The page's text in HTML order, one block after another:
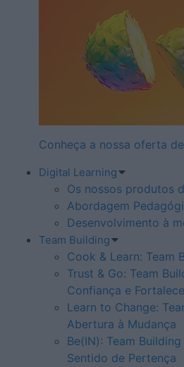
Conheça a nossa oferta
Digital Learning
Os nossos produtos
Abordagem
Desenvolvimento à
Team Building
Cook & Learn: Team
Trust & Go: Team
Confiança e
Learn to Change:
Abertura à Mudança
Be(IN): Team
Sentido de Pertença